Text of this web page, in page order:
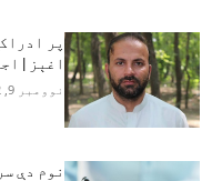
پر
اغېز |
نوومبر 9, 2022
نوم دې